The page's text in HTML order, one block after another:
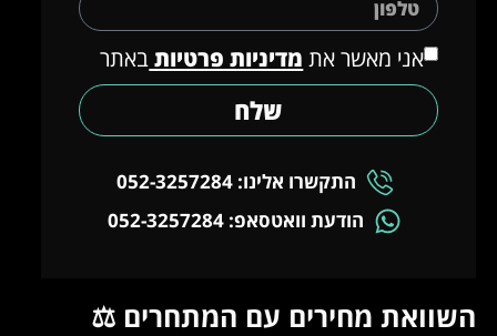
אני מאשר את מדיניות פרטיותבאתר
שלח
התקשרו אלינו: 052-3257284
הודעת וואטסאפ: 052-3257284
השוואת מחירים עם המתחרים ⚖️